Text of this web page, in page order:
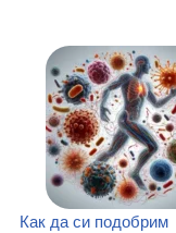
Как да си подобрим